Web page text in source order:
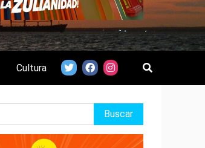
Cultura